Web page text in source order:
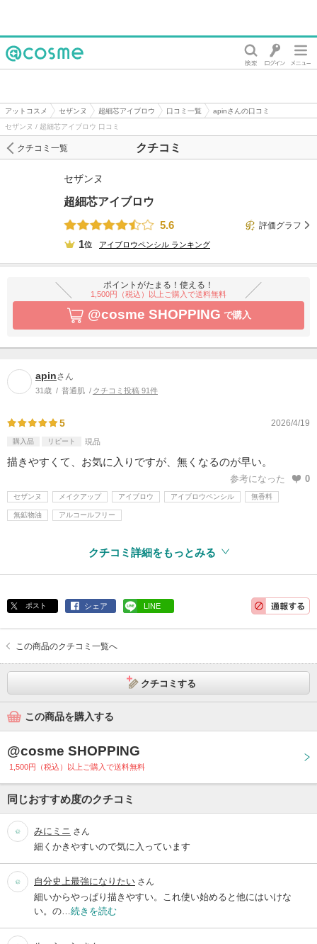
アットコスメ セザンヌ 超細芯アイブロウ 口コミ一覧
apinさんの口コミ
セザンヌ / 超細芯アイブロウ 口コミ
クチコミ
クチコミ一覧
セザンヌ
超細芯アイブロウ
5.6
評価グラフ
1位 アイブロウペンシル ランキング
ポイントがたまる！使える！
1,500円（税込）以上ご購入で送料無料
@cosme SHOPPING で購入
apinさん
31歳 普通肌 クチコミ投稿 91件
5 2026/4/19
購入品 リピート 現品
描きやすくて、お気に入りですが、無くなるのが早い。
参考になった 0
セザンヌ メイクアップ アイブロウ アイブロウペンシル 無香料
無鉱物油 アルコールフリー
クチコミ詳細をもっとみる
ポスト シェア LINE
この商品のクチコミ一覧へ
クチコミする
この商品を購入する
@cosme SHOPPING
1,500円（税込）以上ご購入で送料無料
同じおすすめ度のクチコミ
みにミニ さん
細くかきやすいので気に入っています
自分史上最強になりたい さん
細いからやっぱり描きやすい。これ使い始めると他にはいけな
い。の… 続きを読む